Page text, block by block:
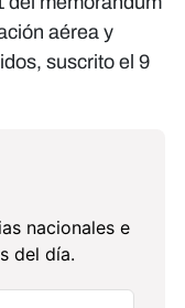
aérea y
suscrito el 9
nacionales e
del día.